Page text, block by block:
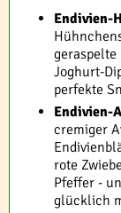
Endivien-
Joghurt-
perfekte
Endivien-
cremiger
rote
Pfeffer -
glücklich